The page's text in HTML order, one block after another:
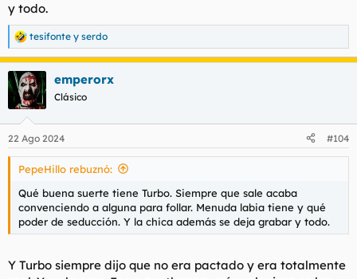
y todo.
R
e
a
c
c
i
e
s
tesifonte y serdo
emperorx
Clásico
22 Ago 2024 #104
PepeHillo rebuznó:
Qué buena suerte tiene Turbo. Siempre que sale acaba
convenciendo a alguna para follar. Menuda labia tiene y qué
poder de seducción. Y la chica además se deja grabar y todo.
Y Turbo siempre dijo que no era pactado y era totalmente